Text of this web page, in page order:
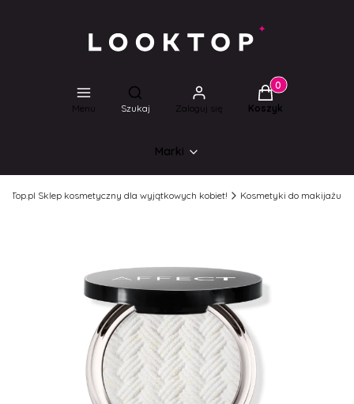
Menu
Otwórz wyszukiwarkę
Szukaj Zaloguj się
Produkty w
Koszyk
Marki
Sklep kosmetyczny dla wyjątkowych kobiet! Kosmetyki do makijażu